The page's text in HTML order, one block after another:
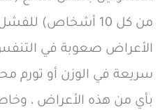
من كل 10 أشخاص)
الأعراض صعوبة في التنفس
سريعة في الوزن أو تورم
بأي من هذه الأعراض ،